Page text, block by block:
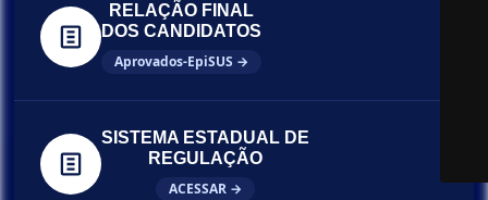
RELAÇÃO FINAL
DOS CANDIDATOS
Aprovados-EpiSUS →
SISTEMA ESTADUAL DE
REGULAÇÃO
ACESSAR →